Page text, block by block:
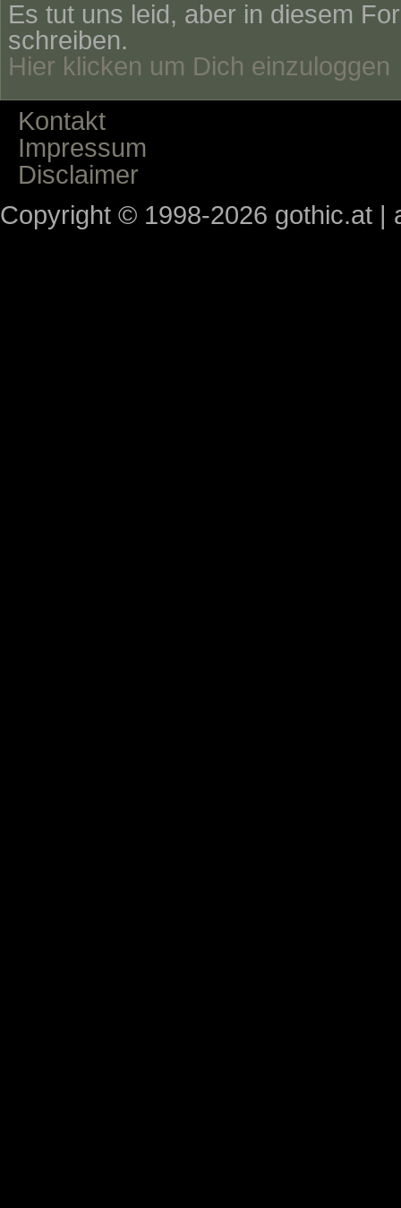
Es tut uns leid, aber in diesem
schreiben.
Hier klicken um Dich einzuloggen
Kontakt
Impressum
Disclaimer
Copyright © 1998-2026 gothic.at |